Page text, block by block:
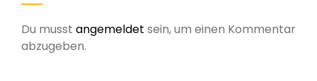
Du musst angemeldet sein, um einen Kommentar
abzugeben.